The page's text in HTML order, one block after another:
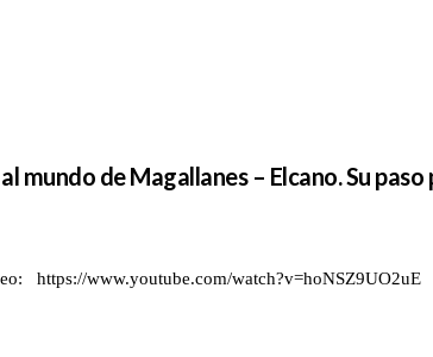
mundo de Magallanes – Elcano. Su
https://www.youtube.com/watch?v=hoNSZ9UO2uE